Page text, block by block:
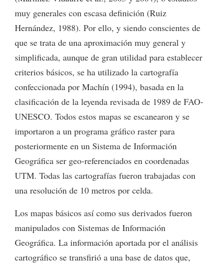
muy generales con escasa definición (Ruiz
Hernández, 1988). Por ello, y siendo conscientes de
que se trata de una aproximación muy general y
simplificada, aunque de gran utilidad para establecer
criterios básicos, se ha utilizado la cartografía
confeccionada por Machín (1994), basada en la
clasificación de la leyenda revisada de 1989 de FAO-
UNESCO. Todos estos mapas se escanearon y se
importaron a un programa gráfico raster para
posteriormente en un Sistema de Información
Geográfica ser geo-referenciados en coordenadas
UTM. Todas las cartografías fueron trabajadas con
una resolución de 10 metros por celda.
Los mapas básicos así como sus derivados fueron
manipulados con Sistemas de Información
Geográfica. La información aportada por el análisis
cartográfico se transfirió a una base de datos que,